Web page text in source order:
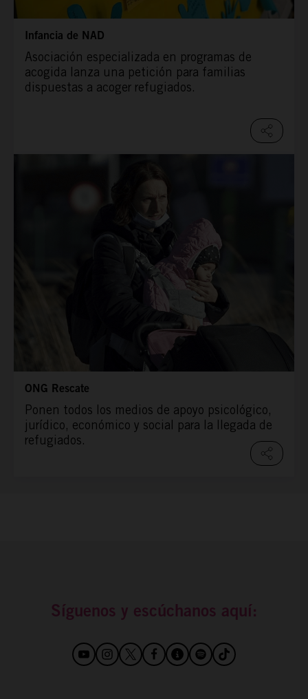
Infancia de NAD
Asociación especializada en programas de
acogida lanza una petición para familias
dispuestas a acoger refugiados.
ONG Rescate
Ponen todos los medios de apoyo psicológico,
jurídico, económico y social para la llegada de
refugiados.
Síguenos y escúchanos aquí: